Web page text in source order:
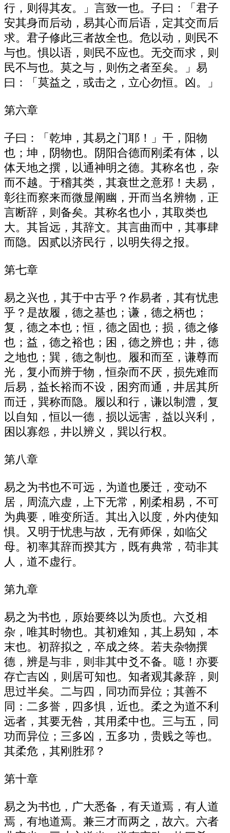
行，则得其友。」言致一也。子曰：「君子
安其身而后动，易其心而后语，定其交而后
求。君子修此三者故全也。危以动，则民不
与也。惧以语，则民不应也。无交而求，则
民不与也。莫之与，则伤之者至矣。」易
曰：「莫益之，或击之，立心勿恒。凶。」
第六章
子曰：「乾坤，其易之门耶！」干，阳物
也；坤，阴物也。阴阳合德而刚柔有体，以
体天地之撰，以通神明之德。其称名也，杂
而不越。于稽其类，其衰世之意邪！夫易，
彰往而察来而微显阐幽，开而当名辨物，正
言断辞，则备矣。其称名也小，其取类也
大。其旨远，其辞文。其言曲而中，其事肆
而隐。因贰以济民行，以明失得之报。
第七章
易之兴也，其于中古乎？作易者，其有忧患
乎？是故履，德之基也；谦，德之柄也；
复，德之本也；恒，德之固也；损，德之修
也；益，德之裕也；困，德之辨也；井，德
之地也；巽，德之制也。履和而至，谦尊而
光，复小而辨于物，恒杂而不厌，损先难而
后易，益长裕而不设，困穷而通，井居其所
而迁，巽称而隐。履以和行，谦以制澧，复
以自知，恒以一德，损以远害，益以兴利，
困以寡怨，井以辨义，巽以行权。
第八章
易之为书也不可远，为道也屡迁，变动不
居，周流六虚，上下无常，刚柔相易，不可
为典要，唯变所适。其出入以度，外内使知
惧。又明于忧患与故，无有师保，如临父
母。初率其辞而揆其方，既有典常，苟非其
人，道不虚行。
第九章
易之为书也，原始要终以为质也。六爻相
杂，唯其时物也。其初难知，其上易知，本
末也。初辞拟之，卒成之终。若夫杂物撰
德，辨是与非，则非其中爻不备。噫！亦要
存亡吉凶，则居可知也。知者观其彖辞，则
思过半矣。二与四，同功而异位；其善不
同：二多誉，四多惧，近也。柔之为道不利
远者，其要无咎，其用柔中也。三与五，同
功而异位；三多凶，五多功，贵贱之等也。
其柔危，其刚胜邪？
第十章
易之为书也，广大悉备，有天道焉，有人道
焉，有地道焉。兼三才而两之，故六。六者